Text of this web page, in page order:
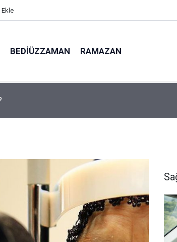
Ekle
BEDIÜZZAMAN RAMAZAN
başarısızlığa yol açıyor